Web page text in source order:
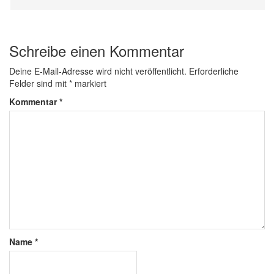
Schreibe einen Kommentar
Deine E-Mail-Adresse wird nicht veröffentlicht. Erforderliche
Felder sind mit * markiert
Kommentar*
Name *